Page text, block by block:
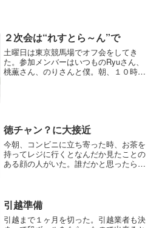
２次会は“れすとら～ん”で
土曜日は東京競馬場でオフ会をしてき
た。参加メンバーはいつものRyuさん、
桃薫さん、のりさんと僕。朝、１０時の
徳チャン？に大接近
今朝、コンビニに立ち寄った時、お茶を
持ってレジに行くとなんだか見たことの
ある顔の人がいた。誰だかと思ったらテ
の法事に行くのだろうか喪服...
引越準備
引越まで１ヶ月を切った。引越業者も決